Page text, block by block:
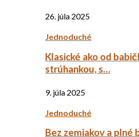
26. júla 2025
Jednoduché
Klasické ako od
strúhankou, s…
9. júla 2025
Jednoduché
Bez zemiakov a plné